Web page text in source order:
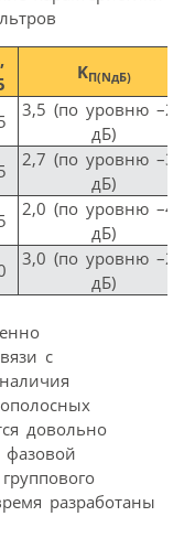
,
KП(NдБ)
3,5 (по уровню –20
дБ)
2,7 (по уровню –30
дБ)
2,0 (по уровню –40
дБ)
3,0 (по уровню –20
дБ)
с
довольно
фазовой
разработаны